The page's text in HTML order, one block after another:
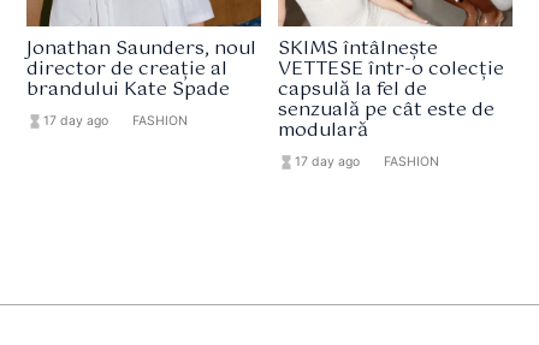
Jonathan Saunders, noul
director de creație al
brandului Kate Spade
hourglass_full17 day ago FASHION
SKIMS întâlnește
VETTESE într-o colecție
capsulă la fel de
senzuală pe cât este de
modulară
hourglass_full 17 day ago FASHION